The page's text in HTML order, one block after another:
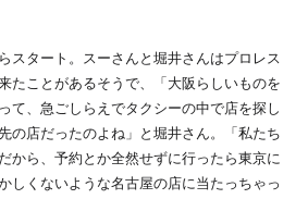
スタート。スーさんと堀井さんはプロレス
たことがあるそうで、「大阪らしいものを
て、急ごしらえでタクシーの中で店を探し
の店だったのよね」と堀井さん。「私たち
から、予約とか全然せずに行ったら東京に
しくないような名古屋の店に当たっちゃっ